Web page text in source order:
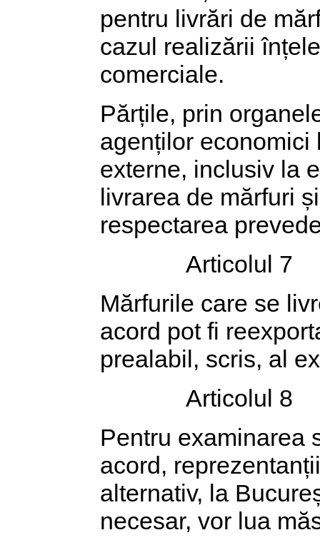
pentru livrări de
cazul realizării
comerciale.
Părțile, prin
agenților
externe, inclusiv la
livrarea de mărfuri
respectarea
Articolul 7
Mărfurile care se
acord pot fi
prealabil, scris, al
Articolul 8
Pentru examinarea
acord,
alternativ, la
necesar, vor lua